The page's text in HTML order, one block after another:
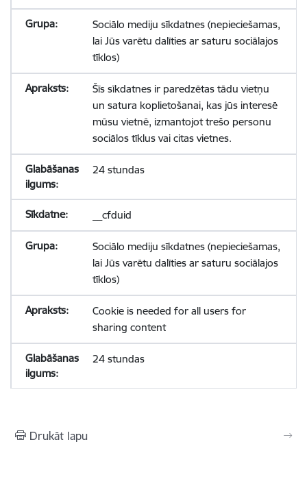
Sociālo mediju sīkdatnes (nepieciešamas,
lai Jūs varētu dalīties ar saturu sociālajos
tīklos)
Šīs sīkdatnes ir paredzētas tādu vietņu
un satura koplietošanai, kas jūs interesē
mūsu vietnē, izmantojot trešo personu
sociālos tīklus vai citas vietnes.
24 stundas
__cfduid
Sociālo mediju sīkdatnes (nepieciešamas,
lai Jūs varētu dalīties ar saturu sociālajos
tīklos)
Cookie is needed for all users for
sharing content
24 stundas
Drukāt lapu